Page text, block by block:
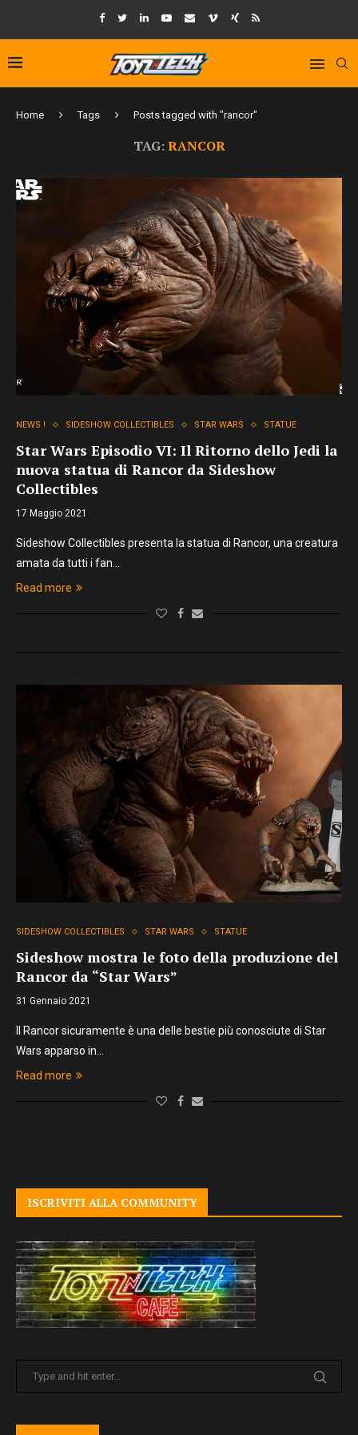
Home Tags Posts tagged with "rancor"
TAG:RANCOR
NEWS ! SIDESHOW COLLECTIBLES STAR WARS STATUE
Star Wars Episodio VI: Il Ritorno dello Jedi la
nuova statua di Rancor da Sideshow
Collectibles
17 Maggio 2021
Sideshow Collectibles presenta la statua di Rancor, una creatura
amata da tutti i fan…
Read more
SIDESHOW COLLECTIBLES STAR WARS STATUE
Sideshow mostra le foto della produzione del
Rancor da “Star Wars”
31 Gennaio 2021
Il Rancor sicuramente è una delle bestie più conosciute di Star
Wars apparso in…
Read more
ISCRIVITI ALLA COMMUNITY